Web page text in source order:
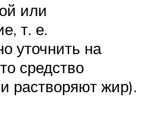
или
т. е.
уточнить на
средство
растворяют жир).